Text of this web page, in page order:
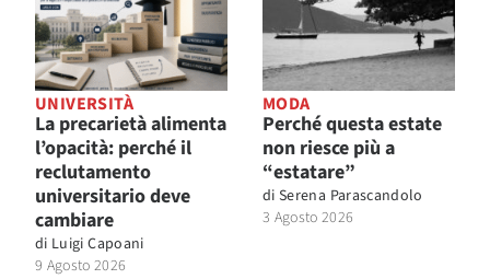
UNIVERSITÀ
La precarietà alimenta
l’opacità: perché il
reclutamento
universitario deve
cambiare
di Luigi Capoani
9 Agosto 2026
MODA
Perché questa estate
non riesce più a
“estatare”
di Serena Parascandolo
3 Agosto 2026